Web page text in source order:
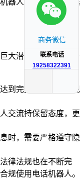
器人还可以用于收集
大潜力，但也面临着
到完美，可能会出现
交流持保留态度，更
时，需要严格遵守隐
律法规也在不断完
规使用电话机器人。
商务微信
联系电话
19258322391